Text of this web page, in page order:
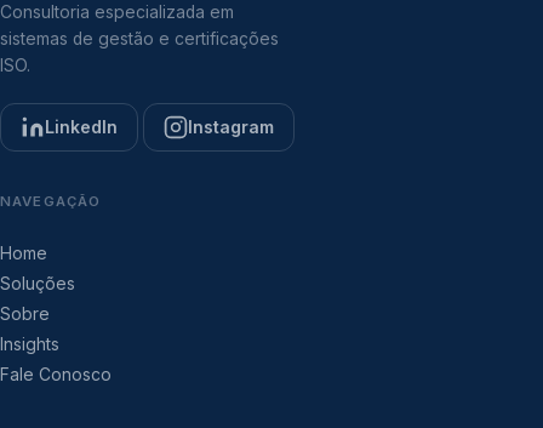
Consultoria especializada em
sistemas de gestão e certificações
ISO.
LinkedIn Instagram
NAVEGAÇÃO
Home
Soluções
Sobre
Insights
Fale Conosco